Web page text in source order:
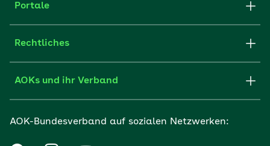
Portale
Rechtliches
AOKs und ihr Verband
AOK-Bundesverband auf sozialen Netzwerken: